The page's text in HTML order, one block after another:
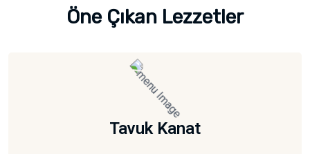
Öne Çıkan Lezzetler
Tavuk Kanat